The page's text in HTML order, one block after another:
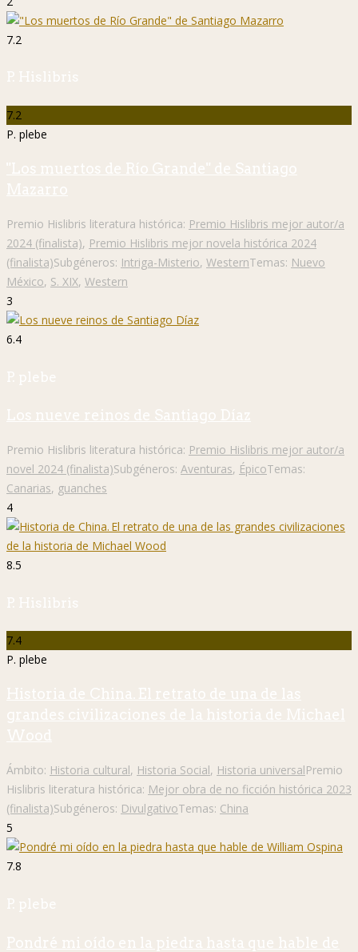
7.2
P. Hislibris
7.2
P. plebe
"Los muertos de Río Grande" de Santiago
Mazarro
Premio Hislibris literatura histórica: Premio Hislibris mejor autor/a
2024 (finalista), Premio Hislibris mejor novela histórica 2024
(finalista)Subgéneros: Intriga-Misterio, WesternTemas: Nuevo
México, S. XIX, Western
3
6.4
P. plebe
Los nueve reinos de Santiago Díaz
Premio Hislibris literatura histórica: Premio Hislibris mejor autor/a
novel 2024 (finalista)Subgéneros: Aventuras, ÉpicoTemas:
Canarias, guanches
4
8.5
P. Hislibris
7.4
P. plebe
Historia de China. El retrato de una de las
grandes civilizaciones de la historia de Michael
Wood
Ámbito: Historia cultural, Historia Social, Historia universalPremio
Hislibris literatura histórica: Mejor obra de no ficción histórica 2023
(finalista)Subgéneros: DivulgativoTemas: China
5
7.8
P. plebe
Pondré mi oído en la piedra hasta que hable de